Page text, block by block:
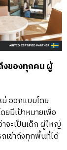
งของทุกคน ผู้
ออกแบบโดย
ยมีเป้าหมายเพื่อ
จะเป็นเด็ก ผู้ใหญ่
เข้าถึงทุกพื้นที่ได้